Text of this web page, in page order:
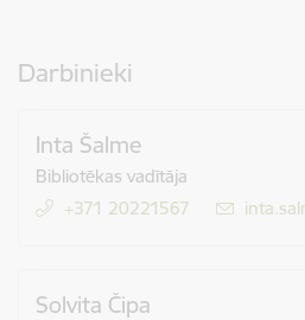
Darbinieki
Inta Šalme
Bibliotēkas vadītāja
+371 20221567
E-
Solvita Čipa